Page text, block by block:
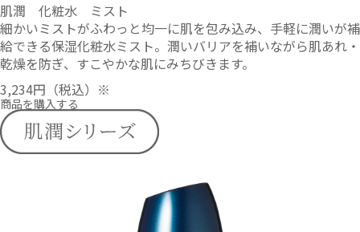
肌潤 化粧水 ミスト
細かいミストがふわっと均一に肌を包み込み、手軽に潤いが補
給できる保湿化粧水ミスト。潤いバリアを補いながら肌あれ・
乾燥を防ぎ、すこやかな肌にみちびきます。
3,234円 （税込）※
商品を購入する